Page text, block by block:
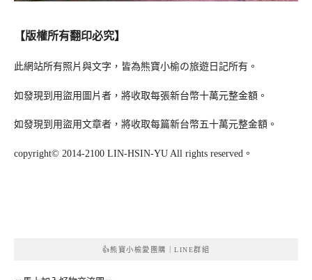
【版權所有翻印必究】
此網站所有照片與文字，皆為熊寶小榆の旅遊日記所有。
如發現到用盜用圖片者，將收取每張新台幣十萬元整金額。
如發現到用盜用文章者，將收取每篇新台幣五十萬元整金額。
copyright© 2014-2100 LIN-HSIN-YU All rights reserved。
👍熊寶小榆愛團購｜LINE群組